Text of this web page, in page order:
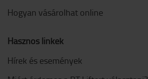
Hogyan vásárolhat online
Hasznos linkek
Hírek és események